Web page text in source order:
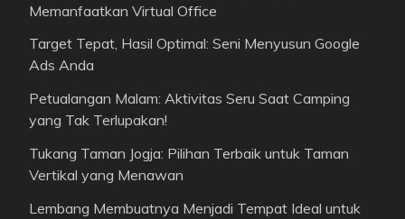
Memanfaatkan Virtual Office
Target Tepat, Hasil Optimal: Seni Menyusun Google
Ads Anda
Petualangan Malam: Aktivitas Seru Saat Camping
yang Tak Terlupakan!
Tukang Taman Jogja: Pilihan Terbaik untuk Taman
Vertikal yang Menawan
Lembang Membuatnya Menjadi Tempat Ideal untuk